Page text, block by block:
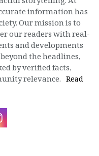
information has
Our mission is to
our readers with real-
and developments
the headlines,
by verified facts,
relevance. Read